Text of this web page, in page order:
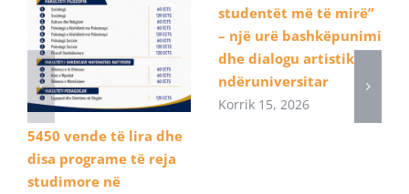
5450 vende të lira dhe
disa programe të reja
studimore në
studentët më të mirë”
– një urë bashkëpunimi
dhe dialogu artistik
ndëruniversitar
Korrik 15, 2026